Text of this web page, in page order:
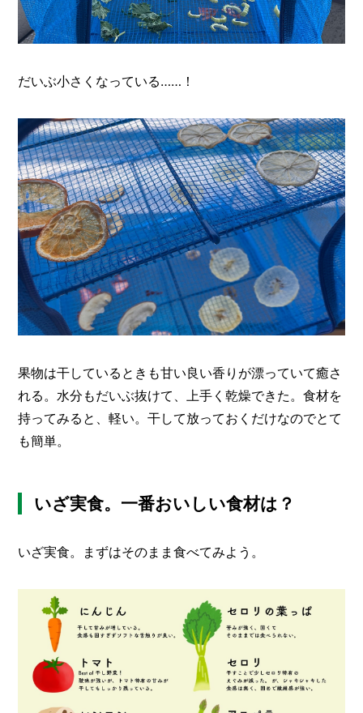
だいぶ小さくなっている……！
果物は干しているときも甘い良い香りが漂っていて癒さ
れる。水分もだいぶ抜けて、上手く乾燥できた。食材を
持ってみると、軽い。干して放っておくだけなのでとて
も簡単。
いざ実食。一番おいしい食材は？
いざ実食。まずはそのまま食べてみよう。